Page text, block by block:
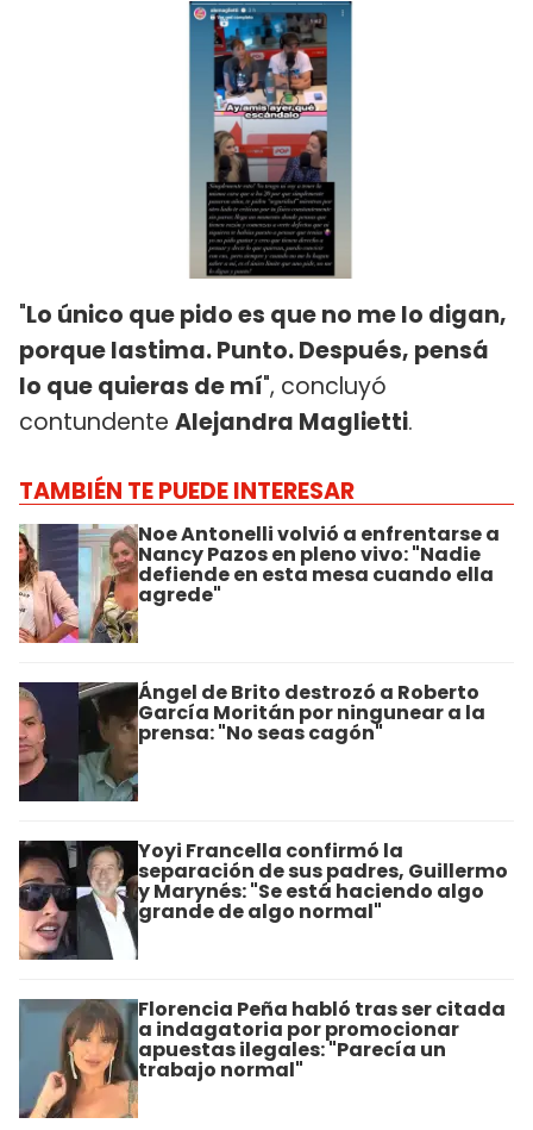
"Lo único que pido es que no me lo digan,
porque lastima. Punto. Después, pensá
lo que quieras de mí", concluyó
contundente Alejandra Maglietti.
TAMBIÉN TE PUEDE INTERESAR
Noe Antonelli volvió a enfrentarse a
Nancy Pazos en pleno vivo: "Nadie
defiende en esta mesa cuando ella
agrede"
Ángel de Brito destrozó a Roberto
García Moritán por ningunear a la
prensa: "No seas cagón"
Yoyi Francella confirmó la
separación de sus padres, Guillermo
y Marynés: "Se está haciendo algo
grande de algo normal"
Florencia Peña habló tras ser citada
a indagatoria por promocionar
apuestas ilegales: "Parecía un
trabajo normal"